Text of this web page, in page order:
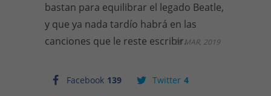
bastan para equilibrar el legado Beatle,
y que ya nada tardío habrá en las
canciones que le reste escribir.
Facebook 139 Twitter 4
28 MAR, 2019